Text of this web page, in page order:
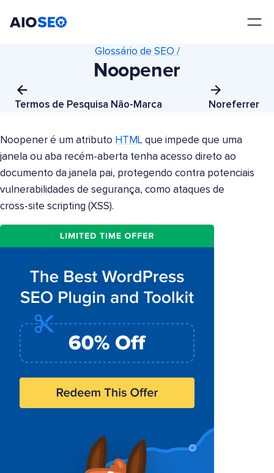
Termos de Pesquisa Não-Marca
Glossário de SEO /
Noopener
Noreferrer
Noopener é um atributo HTML que impede que uma
janela ou aba recém-aberta tenha acesso direto ao
documento da janela pai, protegendo contra potenciais
vulnerabilidades de segurança, como ataques de
cross-site scripting (XSS).